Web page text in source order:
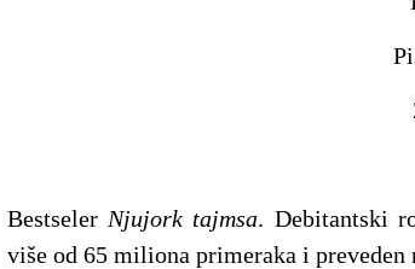
Bestseler Njujork tajmsa. Debitantski
više od 65 miliona primeraka i preveden